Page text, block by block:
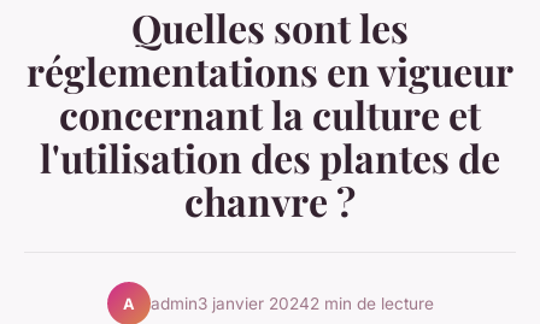
Quelles sont les
réglementations en vigueur
concernant la culture et
l'utilisation des plantes de
chanvre ?
A admin3 janvier 20242 min de lecture